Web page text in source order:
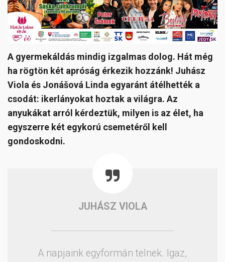
A gyermekáldás mindig izgalmas dolog. Hát még
ha rögtön két apróság érkezik hozzánk! Juhász
Viola és Jonášová Linda egyaránt átélhették a
csodát: ikerlányokat hoztak a világra. Az
anyukákat arról kérdeztük, milyen is az élet, ha
egyszerre két egykorú csemetéről kell
gondoskodni.
JUHÁSZ VIOLA
A napjaink egyformán telnek. Igaz,